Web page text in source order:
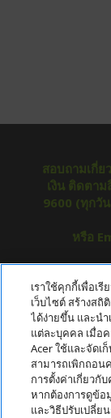
สอบถามเกี่ย
เงิน ติดตา
9600 (ทุกวั
หรือ
เราใช้คุกกี้เพื่อเ
เว็บไซต์ สร้างสถิ
ได้ง่ายขึ้น และน
แต่ละบุคคล เมื่อ
Acer ใช้และจัด
สามารถเพิกถอ
การตั้งค่าเกี่ยวกั
หากต้องการดูข้อ
และวิธีปรับเปลี่ย